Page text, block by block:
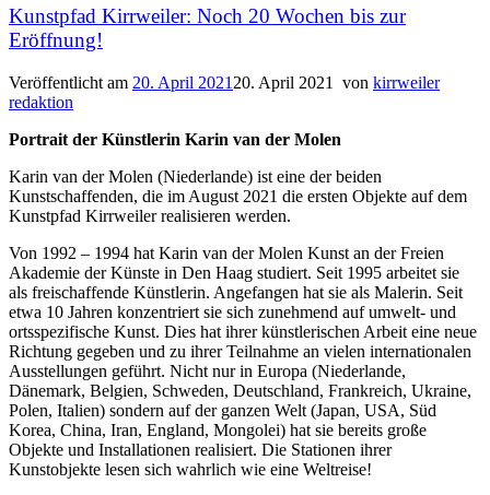
Kunstpfad Kirrweiler: Noch 20 Wochen bis zur
Eröffnung!
Veröffentlicht am 20. April 2021 20. April 2021 von kirrweiler
redaktion
Portrait der Künstlerin Karin van der Molen
Karin van der Molen (Niederlande) ist eine der beiden
Kunstschaffenden, die im August 2021 die ersten Objekte auf dem
Kunstpfad Kirrweiler realisieren werden.
Von 1992 – 1994 hat Karin van der Molen Kunst an der Freien
Akademie der Künste in Den Haag studiert. Seit 1995 arbeitet sie
als freischaffende Künstlerin. Angefangen hat sie als Malerin. Seit
etwa 10 Jahren konzentriert sie sich zunehmend auf umwelt- und
ortsspezifische Kunst. Dies hat ihrer künstlerischen Arbeit eine neue
Richtung gegeben und zu ihrer Teilnahme an vielen internationalen
Ausstellungen geführt. Nicht nur in Europa (Niederlande,
Dänemark, Belgien, Schweden, Deutschland, Frankreich, Ukraine,
Polen, Italien) sondern auf der ganzen Welt (Japan, USA, Süd
Korea, China, Iran, England, Mongolei) hat sie bereits große
Objekte und Installationen realisiert. Die Stationen ihrer
Kunstobjekte lesen sich wahrlich wie eine Weltreise!